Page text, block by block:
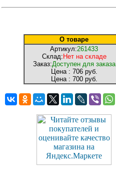
О товаре
Артикул:261433
Склад: Нет на складе
Заказ:Доступен для заказа
Цена : 706 руб.
Цена : 700 руб.